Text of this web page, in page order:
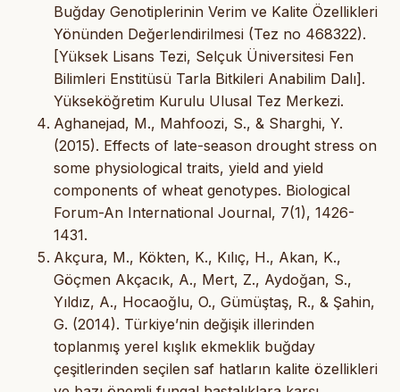
Buğday Genotiplerinin Verim ve Kalite Özellikleri
Yönünden Değerlendirilmesi (Tez no 468322).
[Yüksek Lisans Tezi, Selçuk Üniversitesi Fen
Bilimleri Enstitüsü Tarla Bitkileri Anabilim Dalı].
Yükseköğretim Kurulu Ulusal Tez Merkezi.
Aghanejad, M., Mahfoozi, S., & Sharghi, Y.
(2015). Effects of late-season drought stress on
some physiological traits, yield and yield
components of wheat genotypes. Biological
Forum-An International Journal, 7(1), 1426-
1431.
Akçura, M., Kökten, K., Kılıç, H., Akan, K.,
Göçmen Akçacık, A., Mert, Z., Aydoğan, S.,
Yıldız, A., Hocaoğlu, O., Gümüştaş, R., & Şahin,
G. (2014). Türkiye’nin değişik illerinden
toplanmış yerel kışlık ekmeklik buğday
çeşitlerinden seçilen saf hatların kalite özellikleri